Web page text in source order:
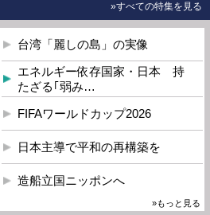
»すべての特集を見る
台湾「麗しの島」の実像
エネルギー依存国家・日本 持
たざる｢弱み…
FIFAワールドカップ2026
日本主導で平和の再構築を
造船立国ニッポンへ
»もっと見る